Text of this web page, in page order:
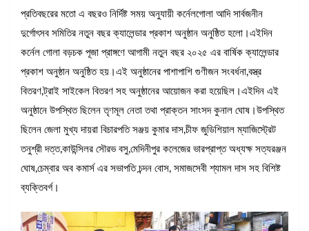
প্রতিবছরের মতো এ বছরও নির্দিষ্ট সময় অনুযায়ী কর্নেলগোলা আদি সার্বজনীন
দুর্গোৎসব সমিতির নতুন বছর ক্যালেন্ডার প্রকাশ অনুষ্ঠান অনুষ্ঠিত হলো।এইদিন
কর্নেল গোলা বড়চক পূজা প্রাঙ্গণে আগামী নতুন বছর ২০২৫ এর বার্ষিক ক্যালেন্ডার
প্রকাশ অনুষ্ঠান অনুষ্ঠিত হয়।এই অনুষ্ঠানের পাশাপাশি গুণীজন সংবর্ধনা,বস্ত্র
বিতরণ,ট্রাই সাইকেল বিতরণ সহ অনুষ্ঠানের আয়োজন করা হয়েছিল।এইদিন এই
অনুষ্ঠানে উপস্থিত ছিলেন তৃণমূল নেতা তথা প্রাক্তন সাংসদ কুনাল ঘোষ।উপস্থিত
ছিলেন জেলা মুখ্য দায়রা বিচারপতি সঞ্জয় কুমার দাস,চীফ জুডিশিয়াল ম্যাজিস্ট্রেট
তনুশ্রী দত্ত,কাউন্সিলর সৌরভ বসু,মেদিনীপুর কলেজের ভারপ্রাপ্ত অধ্যক্ষ সত্যরঞ্জন
ঘোষ,চেম্বার অব কমার্স এর সভাপতি চন্দন বোস, সমাজসেবী শ্যামল দাস সহ বিশিষ্ট
ব্যক্তিবর্গ।